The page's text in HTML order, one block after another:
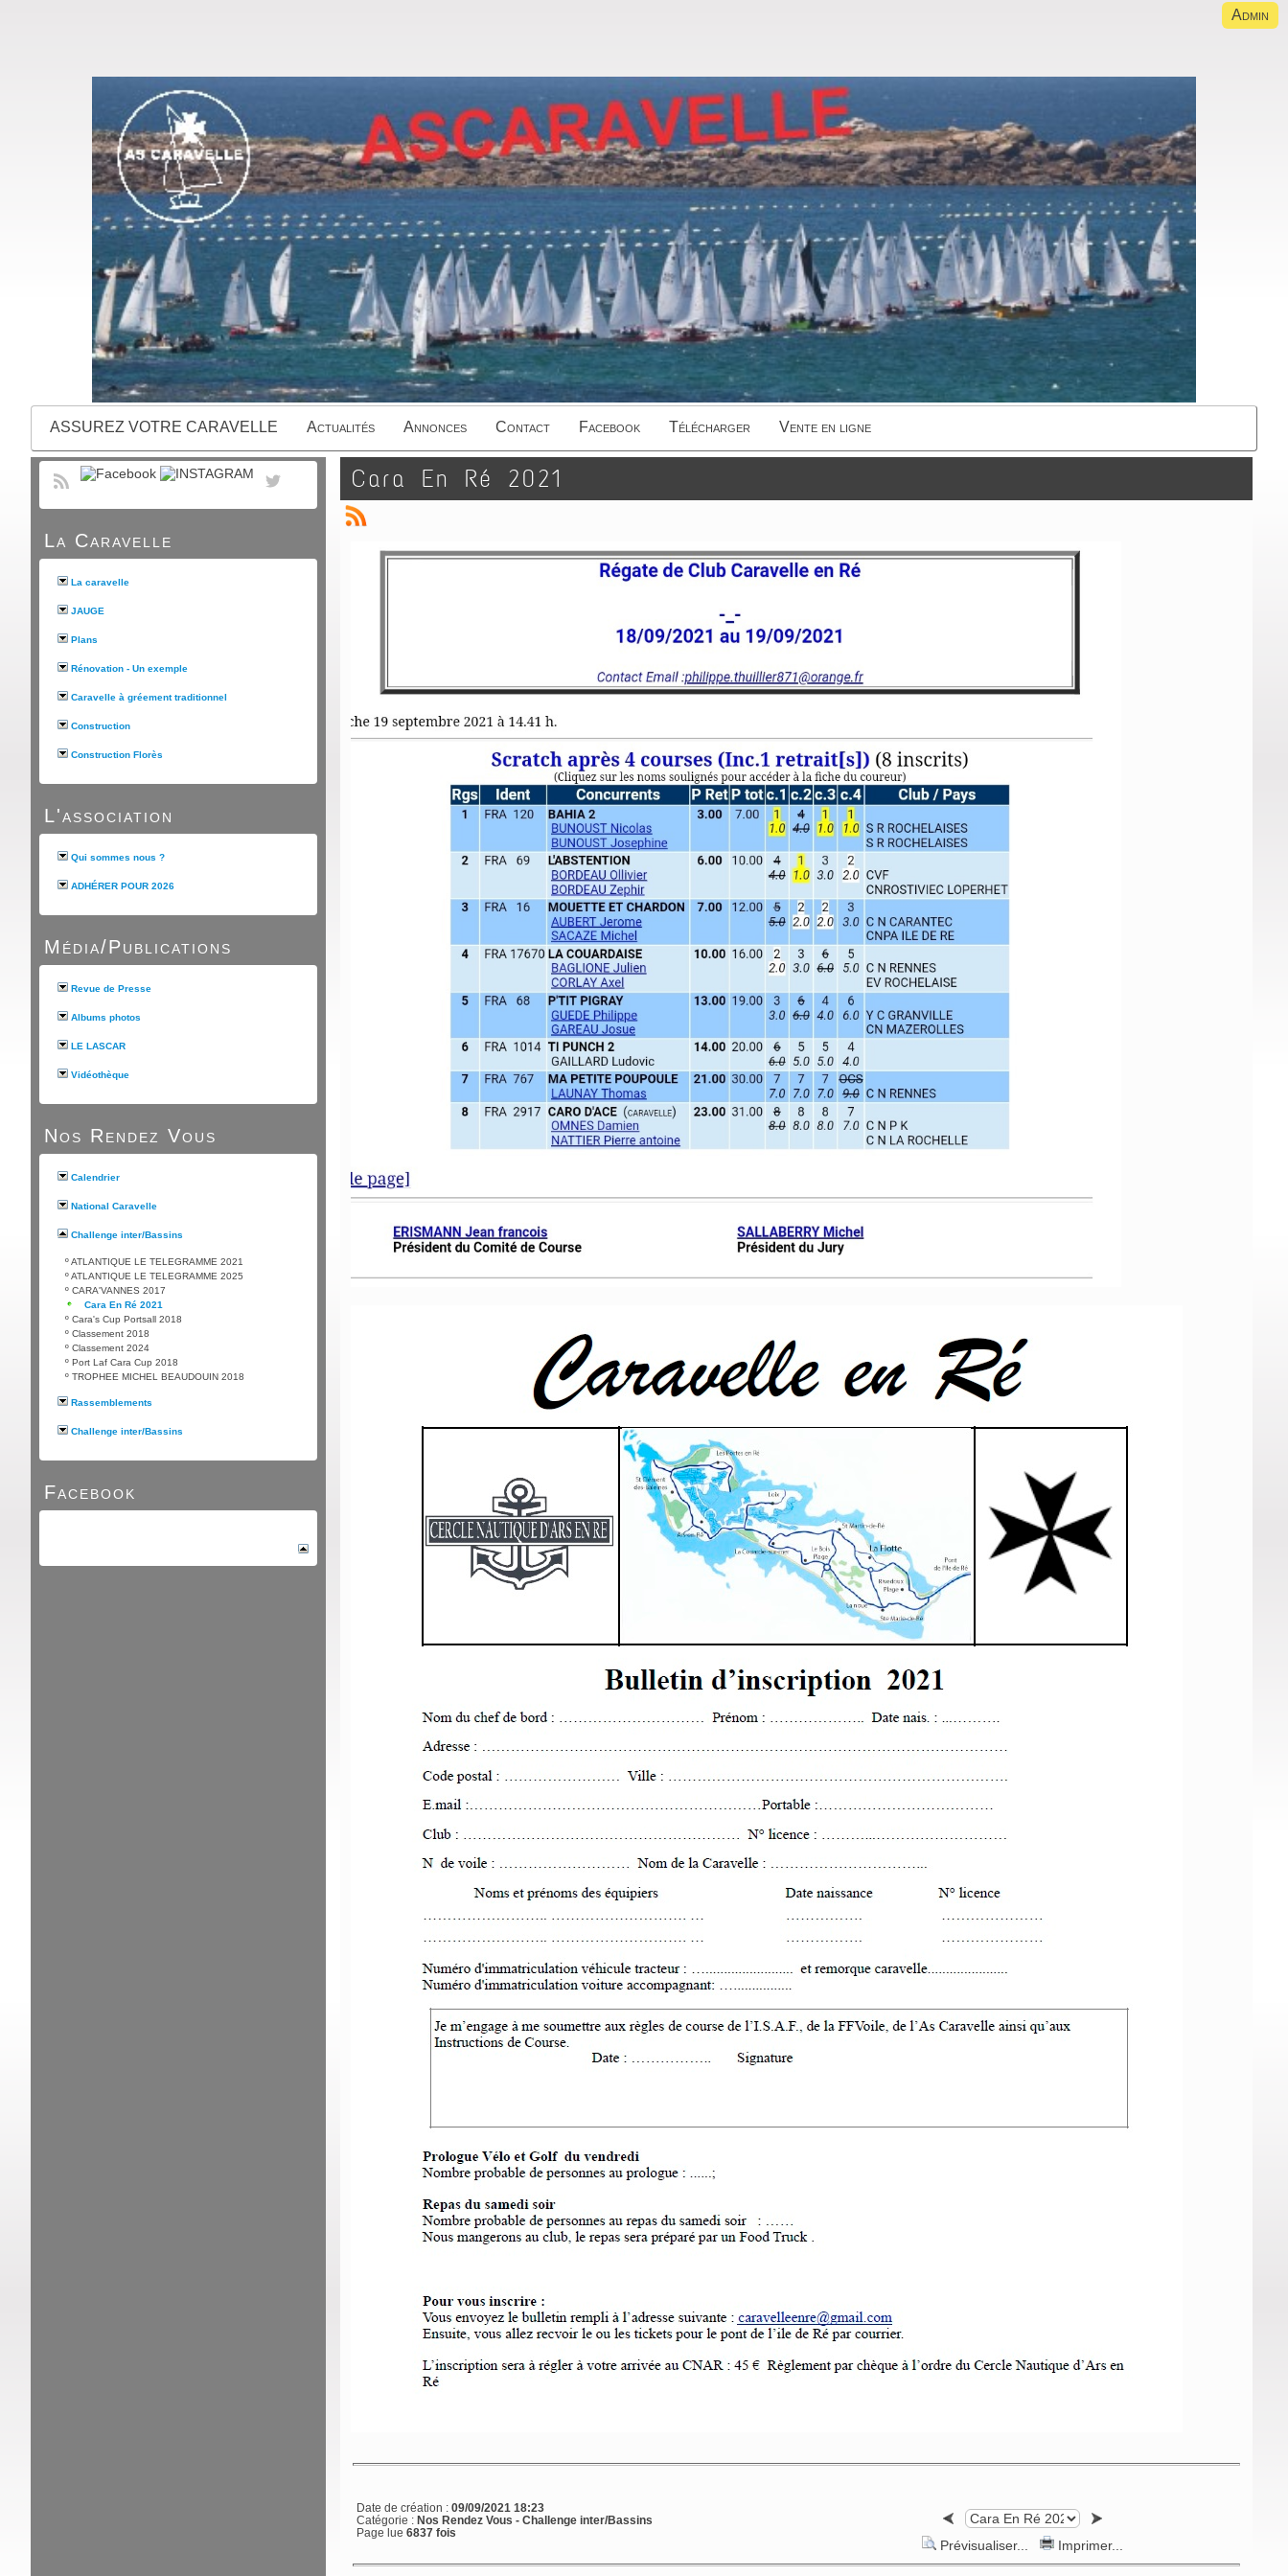
Admin
ASSUREZ VOTRE CARAVELLE Actualités Annonces Contact Facebook Télécharger Vente en ligne
La Caravelle
La caravelle
JAUGE
Plans
Rénovation - Un exemple
Caravelle à gréement traditionnel
Construction
Construction Florès
L'association
Qui sommes nous ?
ADHÉRER POUR 2026
Média/Publications
Revue de Presse
Albums photos
LE LASCAR
Vidéothèque
Nos Rendez Vous
Calendrier
National Caravelle
Challenge inter/Bassins
ºATLANTIQUE LE TELEGRAMME 2021
ºATLANTIQUE LE TELEGRAMME 2025
º CARA'VANNES 2017
Cara En Ré 2021
º Cara's Cup Portsall 2018
º Classement 2018
º Classement 2024
º Port Laf Cara Cup 2018
º TROPHEE MICHEL BEAUDOUIN 2018
Rassemblements
Challenge inter/Bassins
Facebook
Cara En Ré 2021
Date de création : 09/09/2021 18:23
Catégorie : Nos Rendez Vous - Challenge inter/Bassins
Page lue 6837 fois
Prévisualiser... Imprimer...